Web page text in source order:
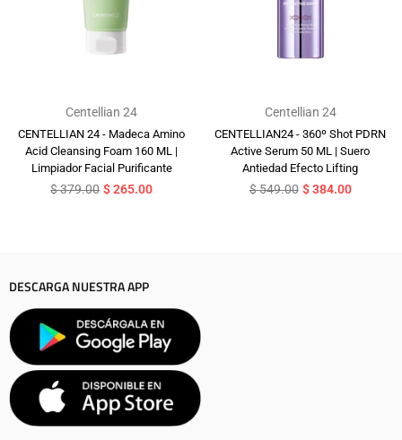
Centellian 24
CENTELLIAN 24 - Madeca Amino
Acid Cleansing Foam 160 ML |
Limpiador Facial Purificante
Precio
$ 379.00 $ 265.00
Centellian 24
CENTELLIAN24 - 360º Shot PDRN
Active Serum 50 ML | Suero
Antiedad Efecto Lifting
Precio
$ 549.00 $ 384.00
DESCARGA NUESTRA APP